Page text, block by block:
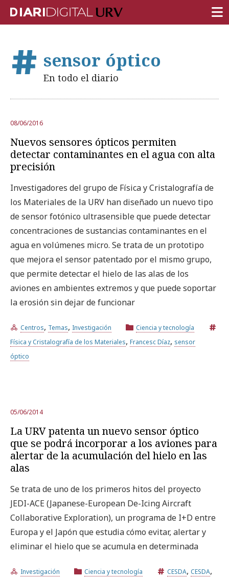
INVESTIGACIÓN
VIDA EN EL CAMPUS
COMUNIDAD URV
REPORTAJES
Ámbitos universitarios
Prueba la búsqueda avanzada
Suscríbete a los boletines electrónicos de la URV Agenda
ESPAÑOL CATALÀ ENGLISH
sensor óptico
En todo el diario
08/06/2016
Nuevos sensores ópticos permiten
detectar contaminantes en el agua con alta
precisión
Investigadores del grupo de Física y Cristalografía de
los Materiales de la URV han diseñado un nuevo tipo
de sensor fotónico ultrasensible que puede detectar
concentraciones de sustancias contaminantes en el
agua en volúmenes micro. Se trata de un prototipo
que mejora el sensor patentado por el mismo grupo,
que permite detectar el hielo de las alas de los
aviones en ambientes extremos y que puede soportar
la erosión sin dejar de funcionar
Centros, Temas, Investigación
Ciencia y tecnología
Física y Cristalografía de los Materiales, Francesc Díaz, sensor
óptico
05/06/2014
La URV patenta un nuevo sensor óptico
que se podrá incorporar a los aviones para
alertar de la acumulación del hielo en las
alas
Se trata de uno de los primeros hitos del proyecto
JEDI-ACE (Japanese-European De-Icing Aircraft
Collaborative Exploration), un programa de I+D entre
Europa y el Japón que estudia cómo evitar, alertar y
eliminar el hielo que se acumula en determinada
Investigación Ciencia y tecnología CESDA, CESDA,